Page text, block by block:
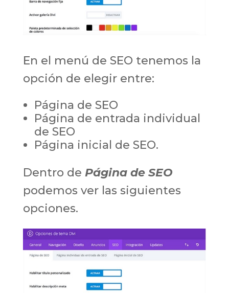
En el menú de SEO tenemos la
opción de elegir entre:
Página de SEO
Página de entrada individual
de SEO
Página inicial de SEO.
Dentro de Página de SEO
podemos ver las siguientes
opciones.